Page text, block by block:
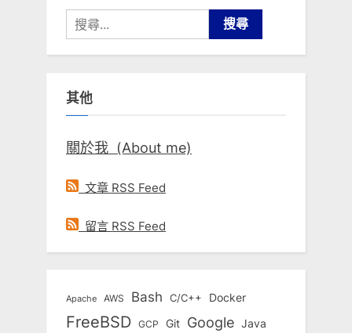
搜
尋
關
字:
其他
關於我 (About me)
文章 RSS Feed
留言 RSS Feed
Apache AWS Bash C/C++ Docker
FreeBSD GCP Git Google Java